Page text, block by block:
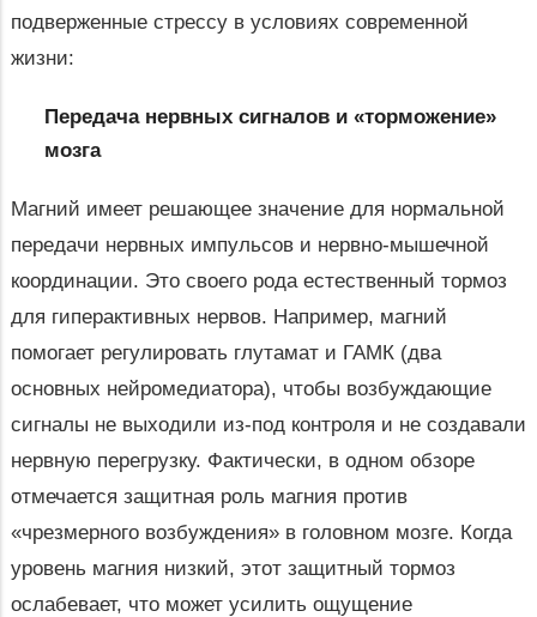
подверженные стрессу в условиях современной
жизни:
Передача нервных сигналов и «торможение»
мозга
Магний имеет решающее значение для нормальной
передачи нервных импульсов и нервно-мышечной
координации. Это своего рода естественный тормоз
для гиперактивных нервов. Например, магний
помогает регулировать глутамат и ГАМК (два
основных нейромедиатора), чтобы возбуждающие
сигналы не выходили из-под контроля и не создавали
нервную перегрузку. Фактически, в одном обзоре
отмечается защитная роль магния против
«чрезмерного возбуждения» в головном мозге. Когда
уровень магния низкий, этот защитный тормоз
ослабевает, что может усилить ощущение